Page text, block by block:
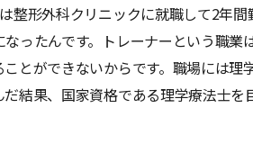
形外科クリニックに就職して2年
ったんです。トレーナーという職業
とができないからです。職場には理
結果、国家資格である理学療法士を